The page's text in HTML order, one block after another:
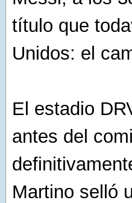
título que
Unidos: el
El estadio
antes del
Martino selló